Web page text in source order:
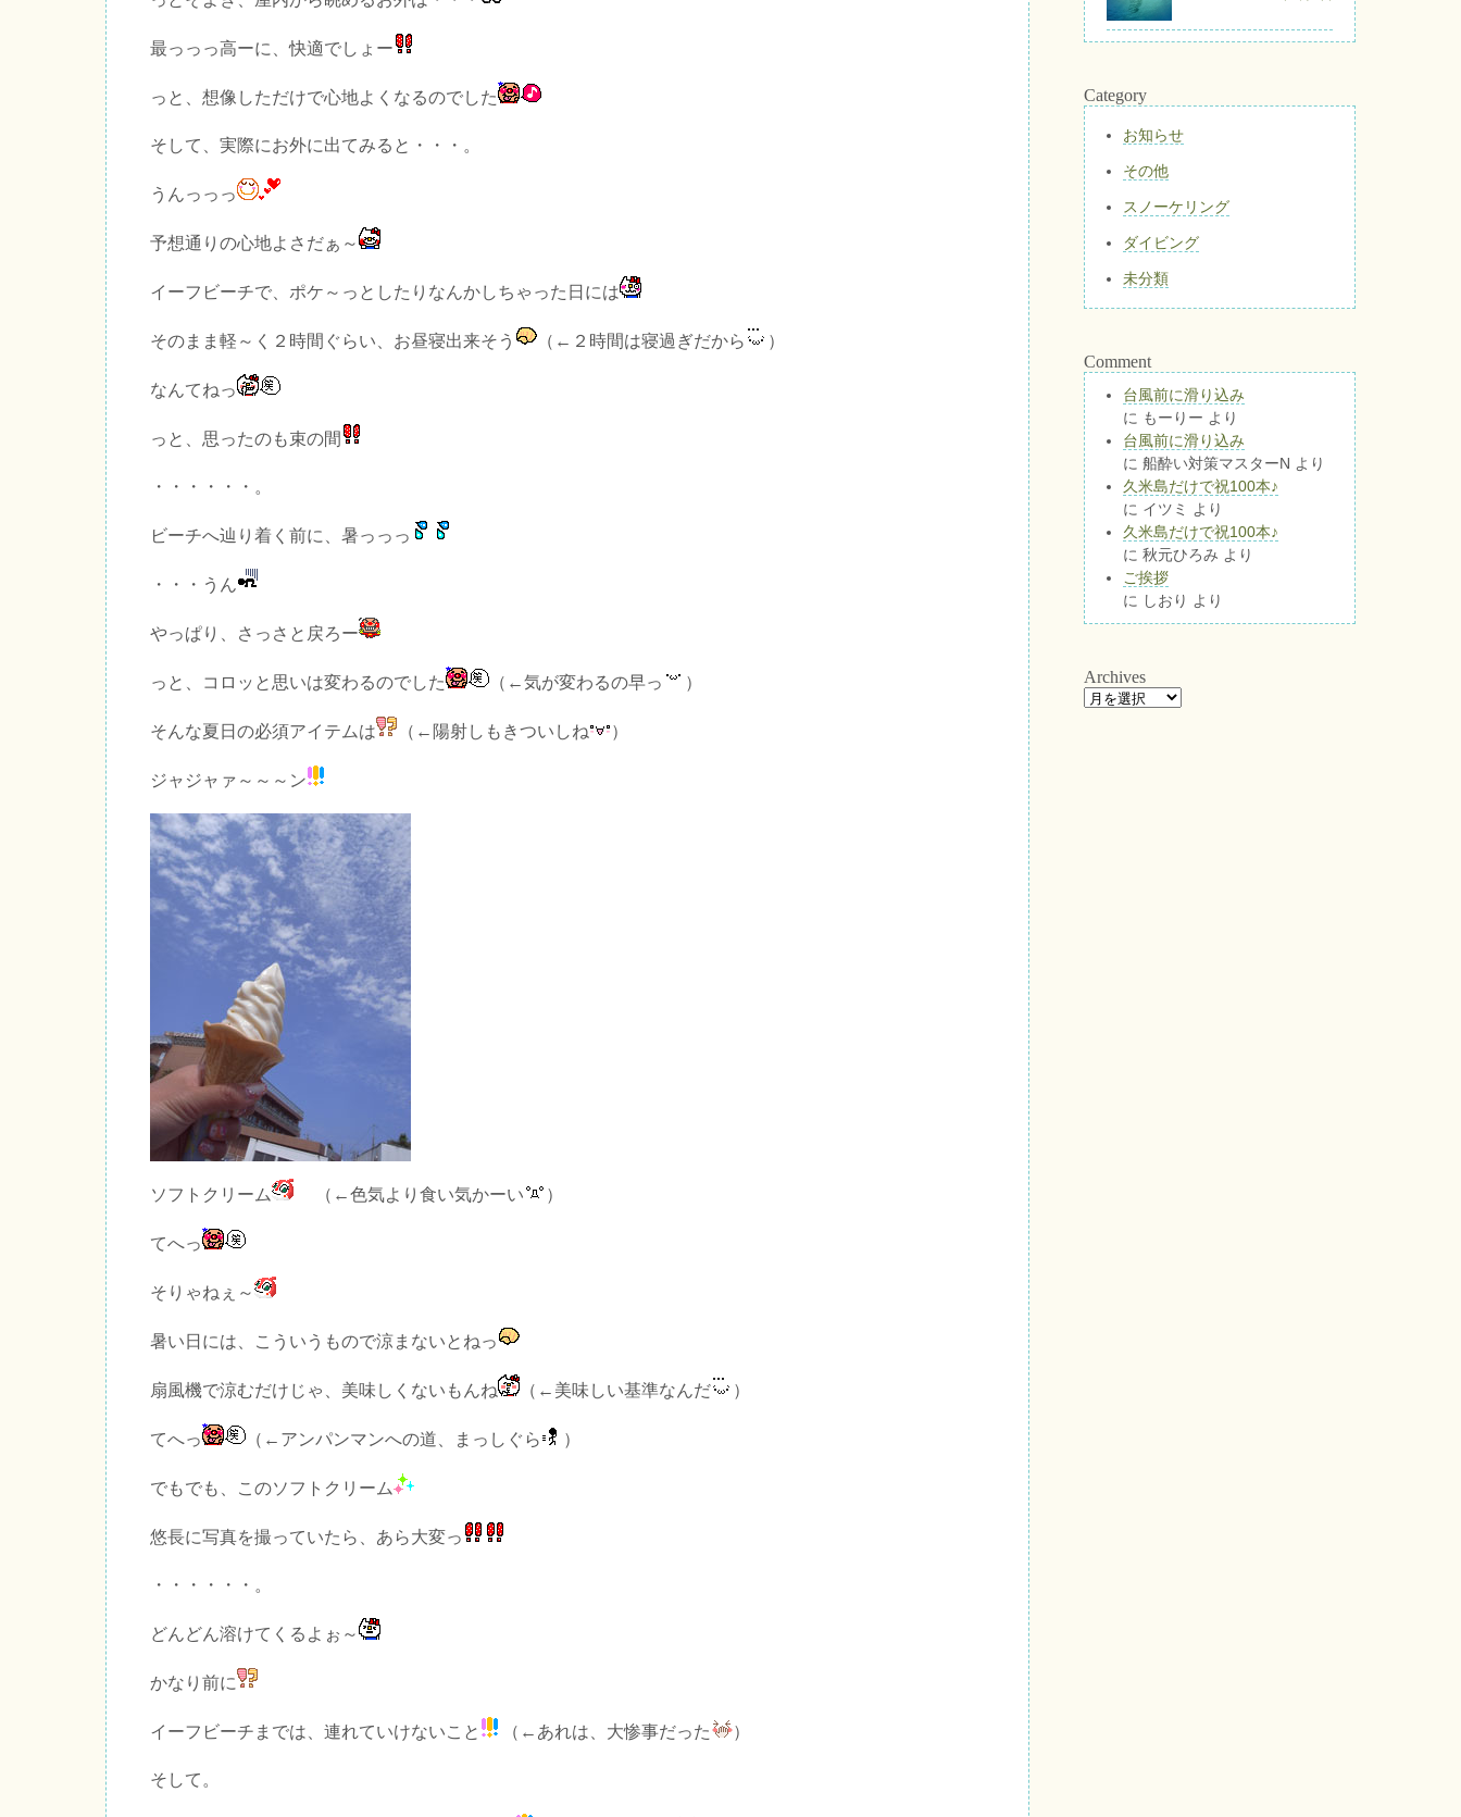
最っっっ高ーに、快適でしょー
っと、想像しただけで心地よくなるのでした
そして、実際にお外に出てみると・・・。
うんっっっ
予想通りの心地よさだぁ～
イーフビーチで、ポケ～っとしたりなんかしちゃった日には
そのまま軽～く２時間ぐらい、お昼寝出来そう （←２時間は寝過ぎだから ）
なんてねっ
っと、思ったのも束の間
・・・・・・。
ビーチへ辿り着く前に、暑っっっ
・・・うん
やっぱり、さっさと戻ろー
っと、コロッと思いは変わるのでした （←気が変わるの早っ ）
そんな夏日の必須アイテムは （←陽射しもきついしね ）
ジャジャァ～～～ン
ソフトクリーム （←色気より食い気かーい ）
てへっ
そりゃねぇ～
暑い日には、こういうもので涼まないとねっ
扇風機で涼むだけじゃ、美味しくないもんね （←美味しい基準なんだ ）
てへっ （←アンパンマンへの道、まっしぐら ）
でもでも、このソフトクリーム
悠長に写真を撮っていたら、あら大変っ
・・・・・・。
どんどん溶けてくるよぉ～
かなり前に
イーフビーチまでは、連れていけないこと （←あれは、大惨事だった ）
そして。
Category
お知らせ
その他
スノーケリング
ダイビング
未分類
Comment
台風前に滑り込み
に もーりー より
台風前に滑り込み
に 船酔い対策マスターN より
久米島だけで祝100本♪
に イツミ
より
久米島だけで祝100本♪
に 秋元ひろみ より
ご挨拶
に しおり より
Archives